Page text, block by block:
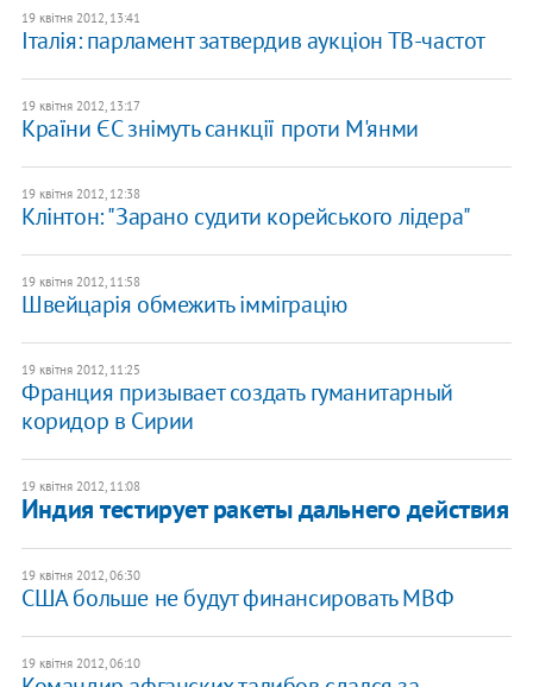
19 квітня 2012, 13:41
Італія: парламент затвердив аукціон ТВ-частот
19 квітня 2012, 13:17
Країни ЄС знімуть санкції проти М'янми
19 квітня 2012, 12:38
Клінтон: "Зарано судити корейського лідера"
19 квітня 2012, 11:58
Швейцарія обмежить імміграцію
19 квітня 2012, 11:25
Франция призывает создать гуманитарный
коридор в Сирии
19 квітня 2012, 11:08
​Индия тестирует ракеты дальнего действия
19 квітня 2012, 06:30
США больше не будут финансировать МВФ
19 квітня 2012, 06:10